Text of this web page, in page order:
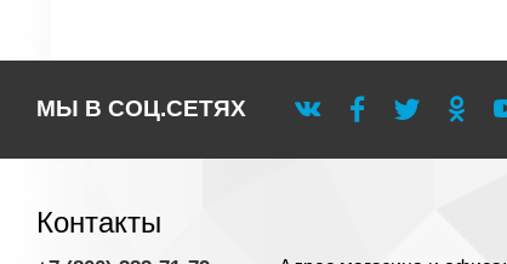
МЫ В СОЦ.СЕТЯХ
Контакты